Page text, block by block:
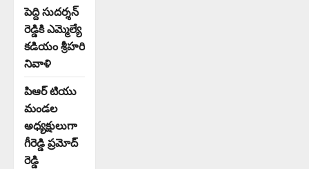
పెద్ది సుదర్శన్
రెడ్డికి ఎమ్మెల్యే
కడియం శ్రీహరి
నివాళి
పిఆర్ టియు
మండల
అధ్యక్షులుగా
గీరెడ్డి ప్రమోద్
రెడ్డి